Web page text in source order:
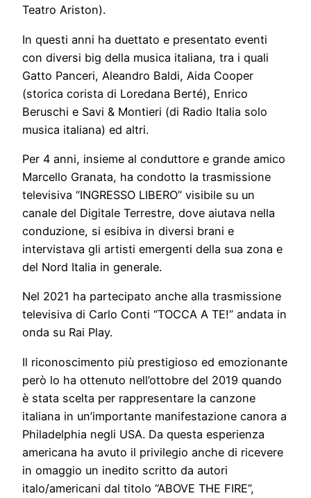
Teatro Ariston).
In questi anni ha duettato e presentato eventi
con diversi big della musica italiana, tra i quali
Gatto Panceri, Aleandro Baldi, Aida Cooper
(storica corista di Loredana Berté), Enrico
Beruschi e Savi & Montieri (di Radio Italia solo
musica italiana) ed altri.
Per 4 anni, insieme al conduttore e grande amico
Marcello Granata, ha condotto la trasmissione
televisiva “INGRESSO LIBERO” visibile su un
canale del Digitale Terrestre, dove aiutava nella
conduzione, si esibiva in diversi brani e
intervistava gli artisti emergenti della sua zona e
del Nord Italia in generale.
Nel 2021 ha partecipato anche alla trasmissione
televisiva di Carlo Conti “TOCCA A TE!” andata in
onda su Rai Play.
Il riconoscimento più prestigioso ed emozionante
però lo ha ottenuto nell’ottobre del 2019 quando
è stata scelta per rappresentare la canzone
italiana in un’importante manifestazione canora a
Philadelphia negli USA. Da questa esperienza
americana ha avuto il privilegio anche di ricevere
in omaggio un inedito scritto da autori
italo/americani dal titolo “ABOVE THE FIRE”,